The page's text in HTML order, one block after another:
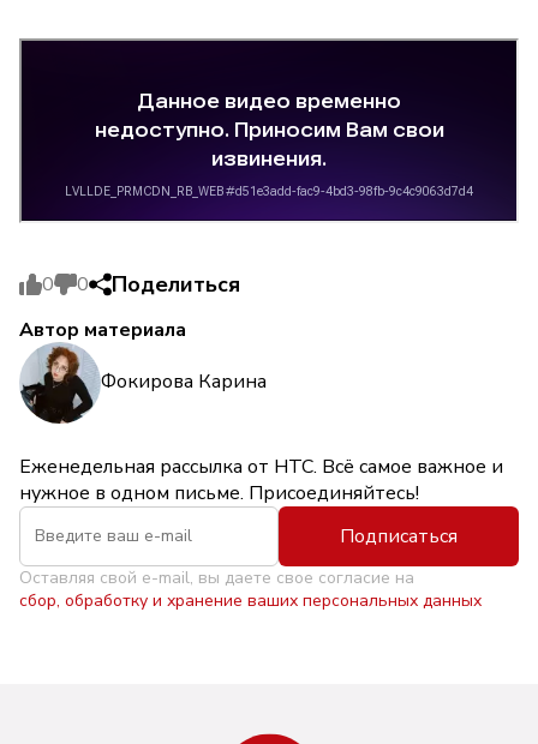
0 0 Поделиться
Автор материала
Фокирова Карина
Еженедельная рассылка от НТС. Всё самое важное и
нужное в одном письме. Присоединяйтесь!
Подписаться
Оставляя свой e-mail, вы даете свое согласие на
сбор, обработку и хранение ваших персональных данных